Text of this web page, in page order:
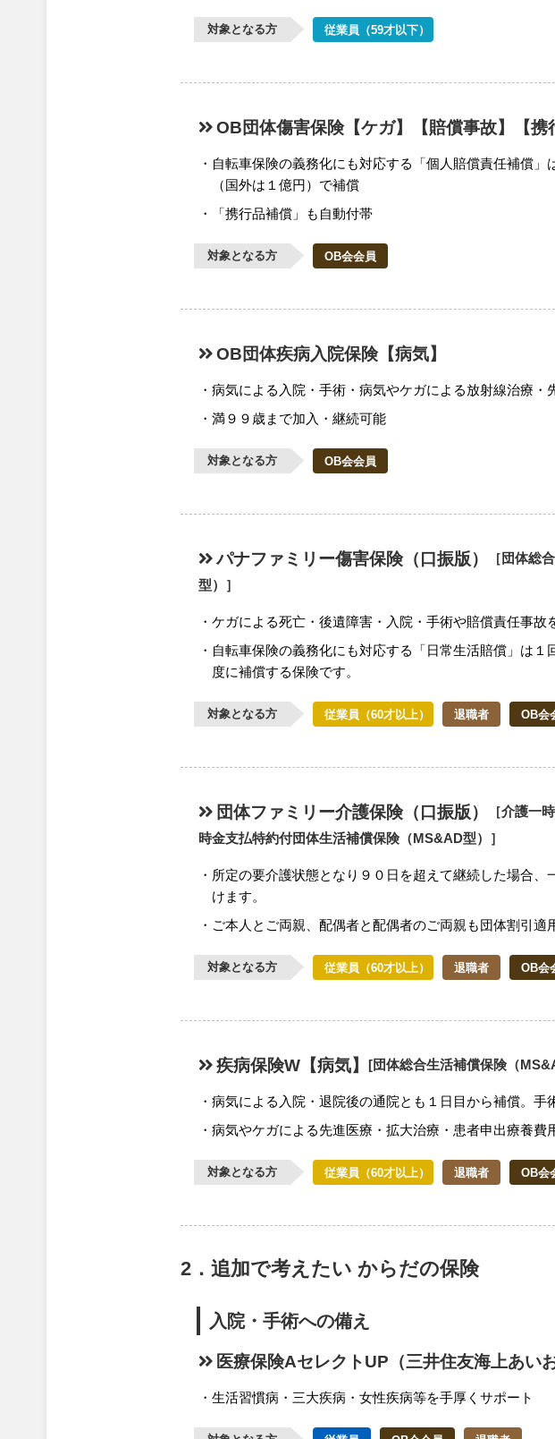
対象となる方 従業員（59才以下）
OB団体傷害保険【ケガ】【賠償事故】【携
自転車保険の義務化にも対応する「個人賠償責任補償」
（国外は１億円）で補償
「携行品補償」も自動付帯
対象となる方 OB会会員
OB団体疾病入院保険【病気】
病気による入院・手術・病気やケガによる放射線治療・
満９９歳まで加入・継続可能
対象となる方 OB会会員
パナファミリー傷害保険（口振版）
［団体総
型）］
ケガによる死亡・後遺障害・入院・手術や賠償責任事故
自転車保険の義務化にも対応する「日常生活賠償」は１
度に補償する保険です。
対象となる方 従業員（60才以上） 退職者 OB会
団体ファミリー介護保険（口振版）
［介護一
時金支払特約付団体生活補償保険（MS&AD型）］
所定の要介護状態となり９０日を超えて継続した場合、
けます。
ご本人とご両親、配偶者と配偶者のご両親も団体割引適
対象となる方 従業員（60才以上） 退職者 OB会
疾病保険W【病気】 [団体総合生活補償保険（
病気による入院・退院後の通院とも１日目から補償。手
病気やケガによる先進医療・拡大治療・患者申出療養費
対象となる方 従業員（60才以上） 退職者 OB会
2．追加で考えたい からだの保険
入院・手術への備え
医療保険AセレクトUP （三井住友海上あい
生活習慣病・三大疾病・女性疾病等を手厚くサポート